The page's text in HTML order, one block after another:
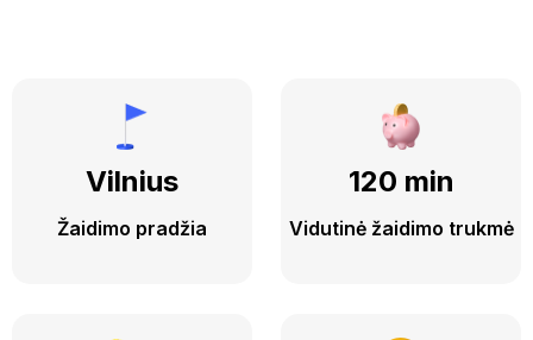
Vilnius
Žaidimo pradžia
120 min
Vidutinė žaidimo trukmė